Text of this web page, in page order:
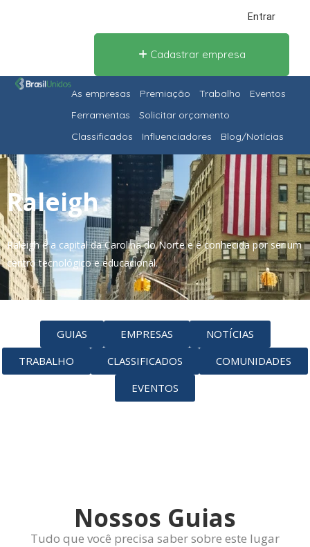
Entrar
Cadastrar empresa
As empresas Premiação Trabalho
Eventos
Ferramentas
Solicitar orçamento
Classificados
Influenciadores Blog/Notícias
Raleigh
Raleigh é a capital da Carolina do Norte e é conhecida por ser um
centro tecnológico e educacional.
GUIAS EMPRESAS
NOTÍCIAS
TRABALHO
CLASSIFICADOS
COMUNIDADES
EVENTOS
Nossos Guias
Tudo que você precisa saber sobre este lugar